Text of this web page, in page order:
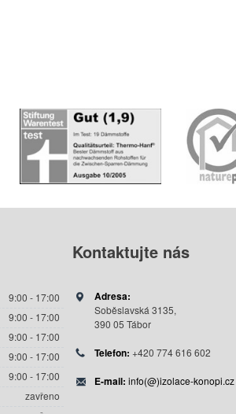
9:00 - 17:00
9:00 - 17:00
9:00 - 17:00
9:00 - 17:00
9:00 - 17:00
zavřeno
Kontaktujtenás
Adresa:
Soběslavská 3135,
390 05 Tábor
Telefon: +420 774 616 602
E-mail: info(@)izolace-konopi.cz